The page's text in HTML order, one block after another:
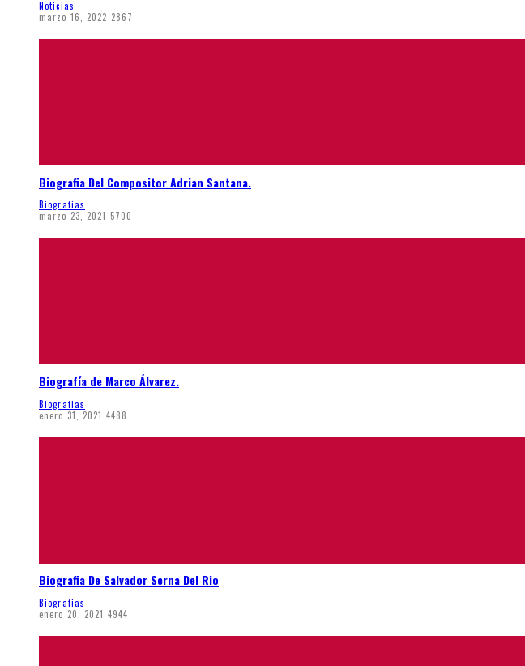
Noticias
marzo 16, 2022 2867
Biografia Del Compositor Adrian Santana.
Biografias
marzo 23, 2021 5700
Biografía de Marco Álvarez.
Biografias
enero 31, 2021 4488
Biografia De Salvador Serna Del Rio
Biografias
enero 20, 2021 4944